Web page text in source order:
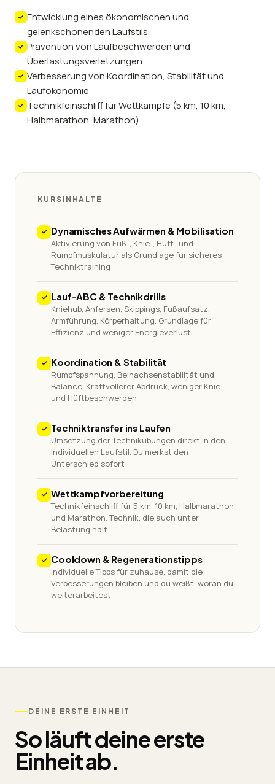
Entwicklung eines ökonomischen und
gelenkschonenden Laufstils
Prävention von Laufbeschwerden und
Überlastungsverletzungen
Verbesserung von Koordination, Stabilität und
Laufökonomie
Technikfeinschliff für Wettkämpfe (5 km, 10 km,
Halbmarathon, Marathon)
KURSINHALTE
Dynamisches Aufwärmen & Mobilisation
Aktivierung von Fuß-, Knie-, Hüft- und
Rumpfmuskulatur als Grundlage für sicheres
Techniktraining
Lauf-ABC & Technikdrills
Kniehub, Anfersen, Skippings, Fußaufsatz,
Armführung, Körperhaltung. Grundlage für
Effizienz und weniger Energieverlust
Koordination & Stabilität
Rumpfspannung, Beinachsenstabilität und
Balance. Kraftvollerer Abdruck, weniger Knie-
und Hüftbeschwerden
Techniktransfer ins Laufen
Umsetzung der Technikübungen direkt in den
individuellen Laufstil. Du merkst den
Unterschied sofort
Wettkampfvorbereitung
Technikfeinschliff für 5 km, 10 km, Halbmarathon
und Marathon. Technik, die auch unter
Belastung hält
Cooldown & Regenerationstipps
Individuelle Tipps für zuhause, damit die
Verbesserungen bleiben und du weißt, woran du
weiterarbeitest
DEINE ERSTE EINHEIT
So läuft deine erste
Einheit ab.